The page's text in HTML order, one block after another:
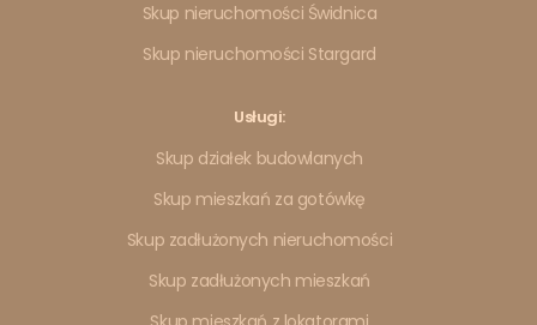
Skup nieruchomości Świdnica
Skup nieruchomości Stargard
Usługi:
Skup działek budowlanych
Skup mieszkań za gotówkę
Skup zadłużonych nieruchomości
Skup zadłużonych mieszkań